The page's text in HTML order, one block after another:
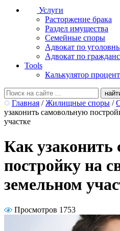
Услуги
Расторжение брака
Раздел имущества
Семейные споры
Адвокат по
Адвокат по
Tools
Калькулятор
Главная / Жилищные споры /
узаконить самовольную
участке
Как узаконить
постройку на
земельном
Просмотров 1753